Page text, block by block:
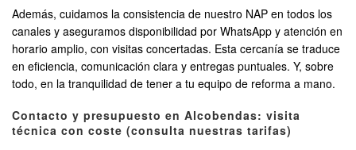
Además, cuidamos la consistencia de nuestro NAP en todos los
canales y aseguramos disponibilidad por WhatsApp y atención en
horario amplio, con visitas concertadas. Esta cercanía se traduce
en eficiencia, comunicación clara y entregas puntuales. Y, sobre
todo, en la tranquilidad de tener a tu equipo de reforma a mano.
Contacto y presupuesto en Alcobendas: visita
técnica con coste (consulta nuestras tarifas)